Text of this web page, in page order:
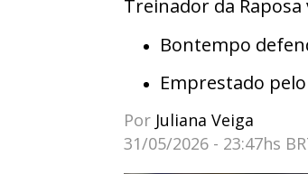
Treinador da
Bontempo
Emprestado
Por Juliana Veiga
31/05/2026 - 23:47hs